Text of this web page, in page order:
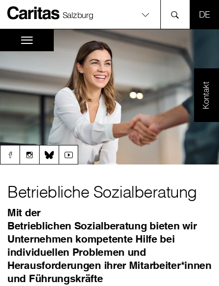
Salzburg
Kontakt
Betriebliche Sozialberatung
Mit der
Betrieblichen Sozialberatung bieten wir
Unternehmen kompetente Hilfe bei
individuellen Problemen und
Herausforderungen ihrer Mitarbeiter*innen
und Führungskräfte